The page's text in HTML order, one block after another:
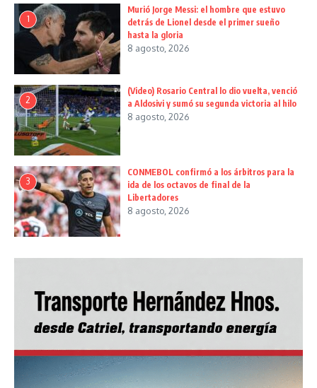
1
Murió Jorge Messi: el hombre que estuvo
detrás de Lionel desde el primer sueño
hasta la gloria
8 agosto, 2026
2
(Video) Rosario Central lo dio vuelta, venció
a Aldosivi y sumó su segunda victoria al hilo
8 agosto, 2026
3
CONMEBOL confirmó a los árbitros para la
ida de los octavos de final de la
Libertadores
8 agosto, 2026